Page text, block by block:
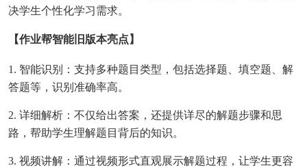
决学生个性化学习需求。
【作业帮智能旧版本亮点】
1. 智能识别：支持多种题目类型，包括选择题、填空题、解
答题等，识别准确率高。
2. 详细解析：不仅给出答案，还提供详尽的解题步骤和思
路，帮助学生理解题目背后的知识。
3. 视频讲解：通过视频形式直观展示解题过程，让学生更容